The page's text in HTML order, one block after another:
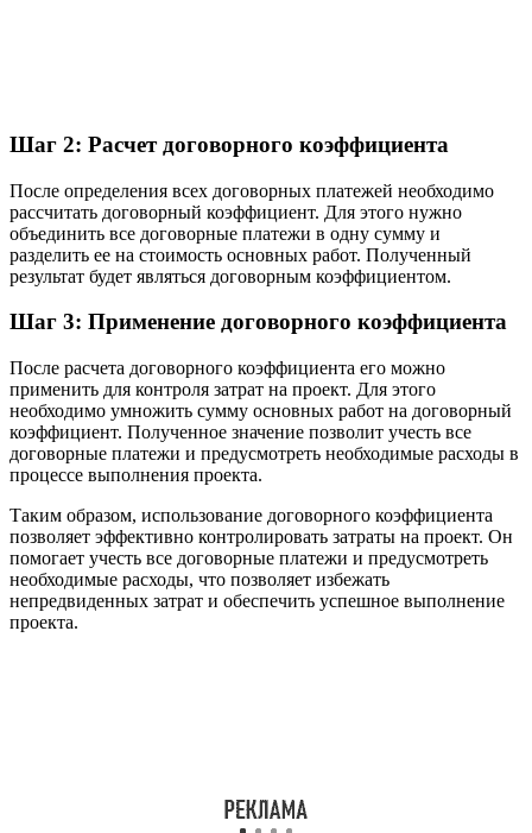
Шаг 2: Расчет договорного коэффициента
После определения всех договорных платежей необходимо
рассчитать договорный коэффициент. Для этого нужно
объединить все договорные платежи в одну сумму и
разделить ее на стоимость основных работ. Полученный
результат будет являться договорным коэффициентом.
Шаг 3: Применение договорного коэффициента
После расчета договорного коэффициента его можно
применить для контроля затрат на проект. Для этого
необходимо умножить сумму основных работ на договорный
коэффициент. Полученное значение позволит учесть все
договорные платежи и предусмотреть необходимые расходы в
процессе выполнения проекта.
Таким образом, использование договорного коэффициента
позволяет эффективно контролировать затраты на проект. Он
помогает учесть все договорные платежи и предусмотреть
необходимые расходы, что позволяет избежать
непредвиденных затрат и обеспечить успешное выполнение
проекта.